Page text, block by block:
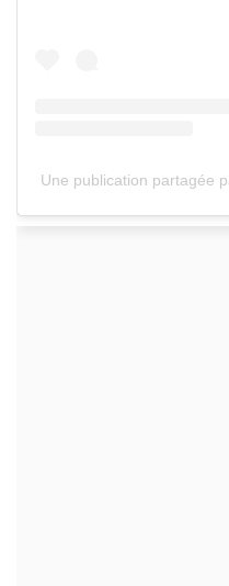
Une publication partagée